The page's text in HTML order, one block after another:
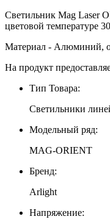
Светильник Mag Laser
цветовой температуре
Материал - Алюминий,
На продукт
Тип Товара:
Светильники
Модельный ряд:
MAG-ORIENT
Бренд:
Arlight
Напряжение: